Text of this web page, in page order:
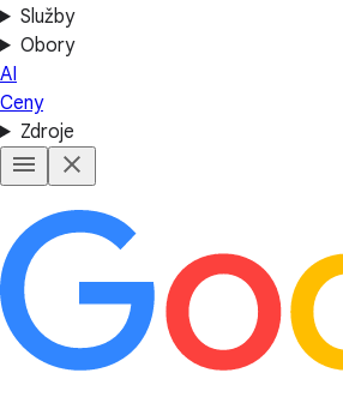
Služby
Obory
AI
Ceny
Zdroje